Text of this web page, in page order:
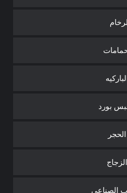
بورد
الصناعي